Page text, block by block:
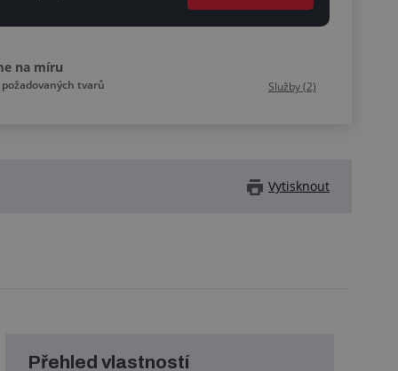
na míru
tvarů Služby (2)
Vytisknout
Přehled vlastností